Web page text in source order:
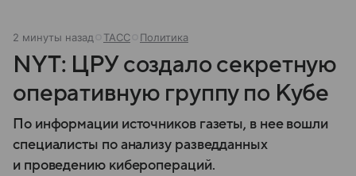
2 минуты назад ТАСС Политика
NYT: ЦРУ создало секретную
оперативную группу по Кубе
По информации источников газеты, в нее вошли
специалисты по анализу разведданных
и проведению киберопераций.